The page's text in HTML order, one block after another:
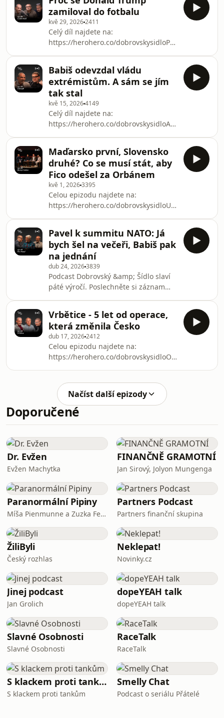
Svoboda, historik a odborník na Rus
pouhých 18 měsících své existence
padla vláda Václava Klause. Ministrem
financí byl jeho spolustraník z ODS
Ivan Pilip, který v tomhle příběhu hrál
důležitou roli. Poslechněte si jeho
vzpomínky v první epizodě speciální
série „Krize“
zamiloval do fotbalu
kvě 29, 20262411
Celý díl najdete na:
https://herohero.co/dobrovskysidloPoslechněte
sportovním novinářem Luďkem
Mádlem
Babiš odevzdal vládu
extrémistům. A sám se jím
tak stal
kvě 15, 20264149
Celý díl najdete na:
https://herohero.co/dobrovskysidloAndrej
zase jednou vzplály protiněmecké
šovinistické vášně. Je to jen další
ukázka Babišovy slabosti, nebo je to
promyšlený krok? Poslechněte si
záznam živého vystoupení podcastu
Dobrovský &amp; Šídlo, který se
natáčel 12. května v Litomyšli🗞️ Článek
k tomuto dílu si můžete přečíst n
Maďarsko první, Slovensko
druhé? Co se musí stát, aby
Fico odešel za Orbánem
kvě 1, 20263395
Celou epizodu najdete na:
https://herohero.co/dobrovskysidloUž
Jakkoliv země pod Ficovou vládou
prožívá zejména ekonomicky velmi
složité období, průzkumy zatím
jednoznačnou převahu opozice
neukazují.Poslechněte si záznam
druhé části slavnostního živého
vystoupení podcastu Dobrovský
&amp; Šídlo s hosty Petrem Bárdym a
Rastislavem
Pavel k summitu NATO: Já
bych šel na večeři, Babiš pak
na jednání
dub 24, 20263839
Podcast Dobrovský &amp; Šídlo slaví
páté výročí. Poslechněte si záznam
Petrem Pavlem ze Vzletu v Praze.
Natáčelo se v úterý 21. 4. 2026🗞️
Článek k této epizodě si můžete
přečíst na Seznam zprávách
Vrbětice - 5 let od operace,
která změnila Česko
dub 17, 20262412
Celou epizodu najdete na:
https://herohero.co/dobrovskysidloO
Článek k této epizodě si můžete
přečíst na Seznam zpráváchNovinář
mezi špiony a estébáky - předprodej
knihyVrbětice: ruská operace, která
Načíst další epizody
Doporučené
Dr. Evžen
Evžen Machytka
FINANČNĚ GRAMOTNÍ
Jan Sirový, Jolyon Mungenga
Paranormální Pipiny
Míša Pienmunne a Zuzka Fejfarová
Partners Podcast
Partners finanční skupina
ŽiliByli
Český rozhlas
Neklepat!
Novinky.cz
Jinej podcast
Jan Grolich
dopeYEAH talk
dopeYEAH talk
Slavné Osobnosti
Slavné Osobnosti
RaceTalk
RaceTalk
S klackem proti tankům
S klackem proti tankům
Smelly Chat
Podcast o seriálu Přátelé